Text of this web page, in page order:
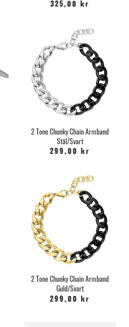
325,00 kr
2 Tone Chunky Chain Armband
Stål/Svart
299,00 kr
2 Tone Chunky Chain Armband
Guld/Svart
299,00 kr